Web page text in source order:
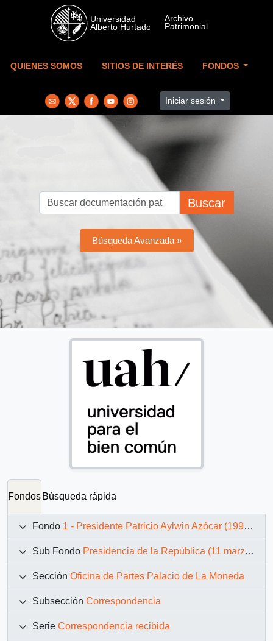
Skip to main content
QUIENES SOMOS SITIOS DE INTERÉS FONDOS
Iniciar sesión
Buscar
Búsqueda Avanzada »
Fondos Búsqueda rápida
Fondo 1 - Presidente Patricio Aylwin Azócar (1990-1994)
Sub Fondo Presidencia de la República (11 marzo 1990 – 11 marzo 1994)
Sección Oficina de Partes Palacio de La Moneda
Subsección Correspondencia
Serie Correspondencia recibida